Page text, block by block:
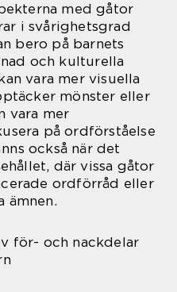
med gåtor
i svårighetsgrad
bero på barnets
och kulturella
vara mer visuella
mönster eller
vara mer
på ordförståelse
också när det
där vissa gåtor
ordförråd eller
ämnen.
för- och nackdelar